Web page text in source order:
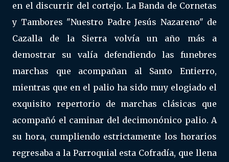
en el discurrir del cortejo. La Banda de Cornetas
y Tambores "Nuestro Padre Jesús Nazareno" de
Cazalla de la Sierra volvía un año más a
demostrar su valía defendiendo las funebres
marchas que acompañan al Santo Entierro,
mientras que en el palio ha sido muy elogiado el
exquisito repertorio de marchas clásicas que
acompañó el caminar del decimonónico palio. A
su hora, cumpliendo estrictamente los horarios
regresaba a la Parroquial esta Cofradía, que llena